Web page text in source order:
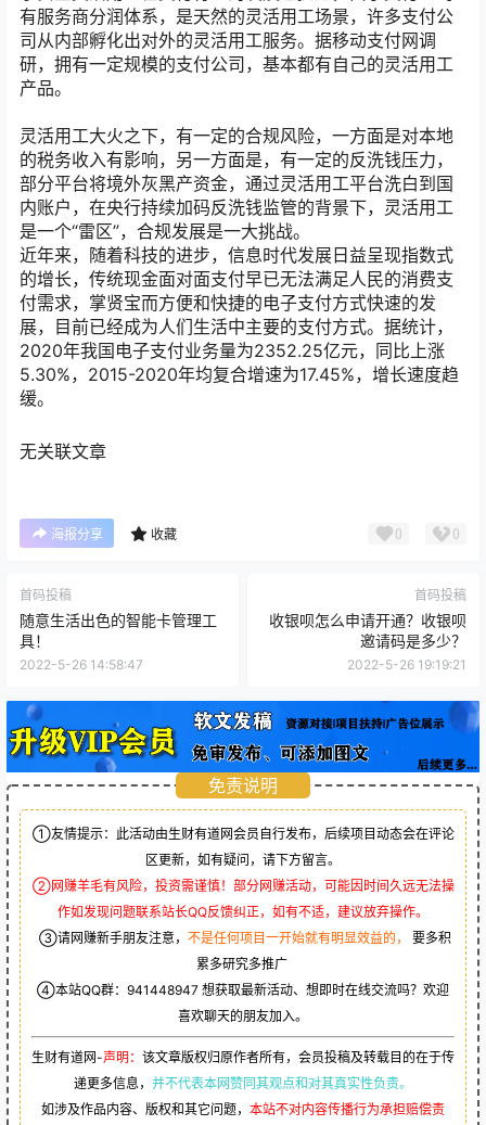
有服务商分润体系，是天然的灵活用工场景，许多支付公
司从内部孵化出对外的灵活用工服务。据移动支付网调
研，拥有一定规模的支付公司，基本都有自己的灵活用工
产品。
灵活用工大火之下，有一定的合规风险，一方面是对本地
的税务收入有影响，另一方面是，有一定的反洗钱压力，
部分平台将境外灰黑产资金，通过灵活用工平台洗白到国
内账户，在央行持续加码反洗钱监管的背景下，灵活用工
是一个“雷区”，合规发展是一大挑战。
近年来，随着科技的进步，信息时代发展日益呈现指数式
的增长，传统现金面对面支付早已无法满足人民的消费支
付需求，掌贤宝而方便和快捷的电子支付方式快速的发
展，目前已经成为人们生活中主要的支付方式。据统计，
2020年我国电子支付业务量为2352.25亿元，同比上涨
5.30%，2015-2020年均复合增速为17.45%，增长速度趋
缓。
无关联文章
海报分享 收藏 0 0
首码投稿
随意生活出色的智能卡管理工
具！
2022-5-26 14:58:47
首码投稿
收银呗怎么申请开通？收银呗
邀请码是多少？
2022-5-26 19:19:21
免责说明
①友情提示：此活动由生财有道网会员自行发布，后续项目动态会在评论
区更新，如有疑问，请下方留言。
②网赚羊毛有风险，投资需谨慎！部分网赚活动，可能因时间久远无法操
作如发现问题联系站长QQ反馈纠正，如有不适，建议放弃操作。
③请网赚新手朋友注意， 不是任何项目一开始就有明显效益的，
要多积
累多研究多推广
④本站QQ群： 941448947 想获取最新活动、想即时在线交流吗？欢迎
喜欢聊天的朋友加入。
生财有道网-声明： 该文章版权归原作者所有，会员投稿及转载目的在于传
递更多信息， 并不代表本网赞同其观点和对其真实性负责。
如涉及作品内容、版权和其它问题， 本站不对内容传播行为承担赔偿责